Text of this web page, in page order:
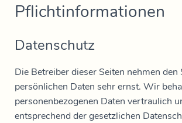
Pflichtinformationen
Datenschutz
Die Betreiber dieser Seiten nehmen den
persönlichen Daten sehr ernst. Wir
personenbezogenen Daten vertraulich
entsprechend der gesetzlichen